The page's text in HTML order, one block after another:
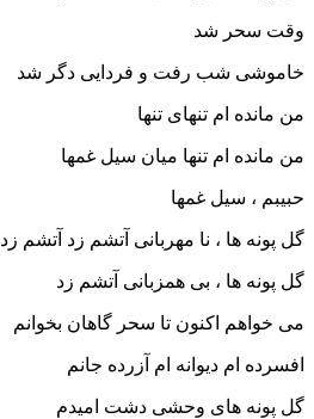
وقت سحر شد
خاموشی شب رفت و فردایی دگر شد
من مانده ام تنهای تنها
من مانده ام تنها میان سیل غمها
حبیبم ، سیل غمها
گل پونه ها ، نا مهربانی آتشم زد آتشم زد
گل پونه ها ، بی همزبانی آتشم زد
می خواهم اکنون تا سحر گاهان بخوانم
افسرده ام دیوانه ام آزرده جانم
گل پونه های وحشی دشت امیدم